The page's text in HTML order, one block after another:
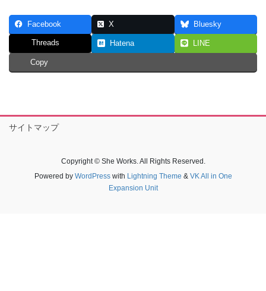
Facebook X Bluesky
Threads Hatena LINE
Copy
サイトマップ
Copyright © She Works. All Rights Reserved.
Powered by WordPresswith Lightning Theme & VK All in One
Expansion Unit